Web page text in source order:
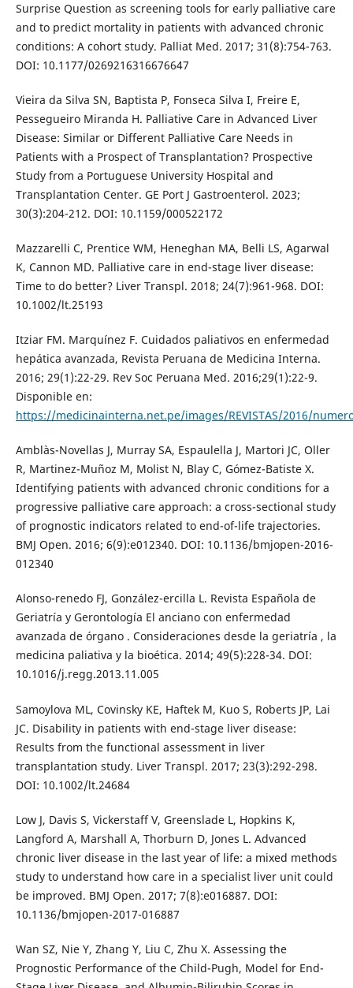
Surprise Question as screening tools for early palliative care
and to predict mortality in patients with advanced chronic
conditions: A cohort study. Palliat Med. 2017; 31(8):754-763.
DOI: 10.1177/0269216316676647
Vieira da Silva SN, Baptista P, Fonseca Silva I, Freire E,
Pessegueiro Miranda H. Palliative Care in Advanced Liver
Disease: Similar or Different Palliative Care Needs in
Patients with a Prospect of Transplantation? Prospective
Study from a Portuguese University Hospital and
Transplantation Center. GE Port J Gastroenterol. 2023;
30(3):204-212. DOI: 10.1159/000522172
Mazzarelli C, Prentice WM, Heneghan MA, Belli LS, Agarwal
K, Cannon MD. Palliative care in end-stage liver disease:
Time to do better? Liver Transpl. 2018; 24(7):961-968. DOI:
10.1002/lt.25193
Itziar FM. Marquínez F. Cuidados paliativos en enfermedad
hepática avanzada, Revista Peruana de Medicina Interna.
2016; 29(1):22-29. Rev Soc Peruana Med. 2016;29(1):22-9.
Disponible en:
https://medicinainterna.net.pe/images/REVISTAS/2016/
Amblàs-Novellas J, Murray SA, Espaulella J, Martori JC, Oller
R, Martinez-Muñoz M, Molist N, Blay C, Gómez-Batiste X.
Identifying patients with advanced chronic conditions for a
progressive palliative care approach: a cross-sectional study
of prognostic indicators related to end-of-life trajectories.
BMJ Open. 2016; 6(9):e012340. DOI: 10.1136/bmjopen-2016-
012340
Alonso-renedo FJ, González-ercilla L. Revista Española de
Geriatría y Gerontología El anciano con enfermedad
avanzada de órgano . Consideraciones desde la geriatría , la
medicina paliativa y la bioética. 2014; 49(5):228-34. DOI:
10.1016/j.regg.2013.11.005
Samoylova ML, Covinsky KE, Haftek M, Kuo S, Roberts JP, Lai
JC. Disability in patients with end-stage liver disease:
Results from the functional assessment in liver
transplantation study. Liver Transpl. 2017; 23(3):292-298.
DOI: 10.1002/lt.24684
Low J, Davis S, Vickerstaff V, Greenslade L, Hopkins K,
Langford A, Marshall A, Thorburn D, Jones L. Advanced
chronic liver disease in the last year of life: a mixed methods
study to understand how care in a specialist liver unit could
be improved. BMJ Open. 2017; 7(8):e016887. DOI:
10.1136/bmjopen-2017-016887
Wan SZ, Nie Y, Zhang Y, Liu C, Zhu X. Assessing the
Prognostic Performance of the Child-Pugh, Model for End-